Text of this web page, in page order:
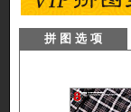
拼 图 选 项